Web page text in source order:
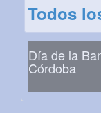
Todos
Día de la
Córdoba